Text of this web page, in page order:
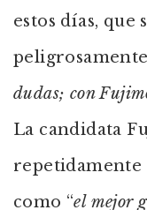
estos días, que
dudas; con
La candidata
repetidamente
como “el mejor